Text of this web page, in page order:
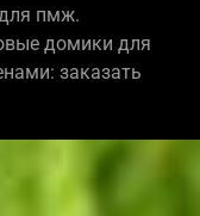
пмж.
домики для
заказать